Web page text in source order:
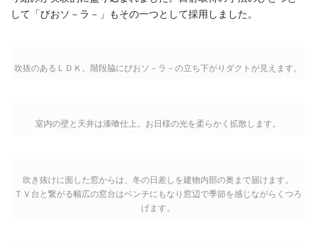
して「びおソ－ラ－」もその一つとして採用しました。
吹抜のあるＬＤＫ。階段脇にびおソ－ラ－の立ち下がりダクトが見えます。
室内の壁と天井は漆喰仕上。お日様の光を柔らかく拡散します。
吹き抜けに面した窓からは、冬の日差しを建物内部の奥まで届けます。
ＴＶ台と繋がる幅広の窓台はベンチにもなり窓辺で季節を感じながらくつろ
げます。